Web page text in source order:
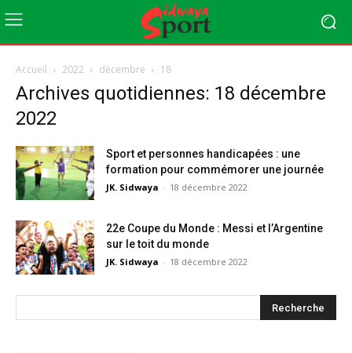
Accueil 2022 décembre 18
Archives quotidiennes: 18 décembre
2022
Sport et personnes handicapées : une
formation pour commémorer une journée
JK. Sidwaya - 18 décembre 2022
22e Coupe du Monde : Messi et l’Argentine
sur le toit du monde
JK. Sidwaya - 18 décembre 2022